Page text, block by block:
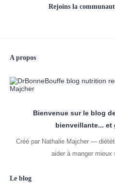
Rejoins la
A propos
Bienvenue sur le blog
bienveillante... et
Créé par Nathalie Majcher —
aider à manger mieux
Le blog